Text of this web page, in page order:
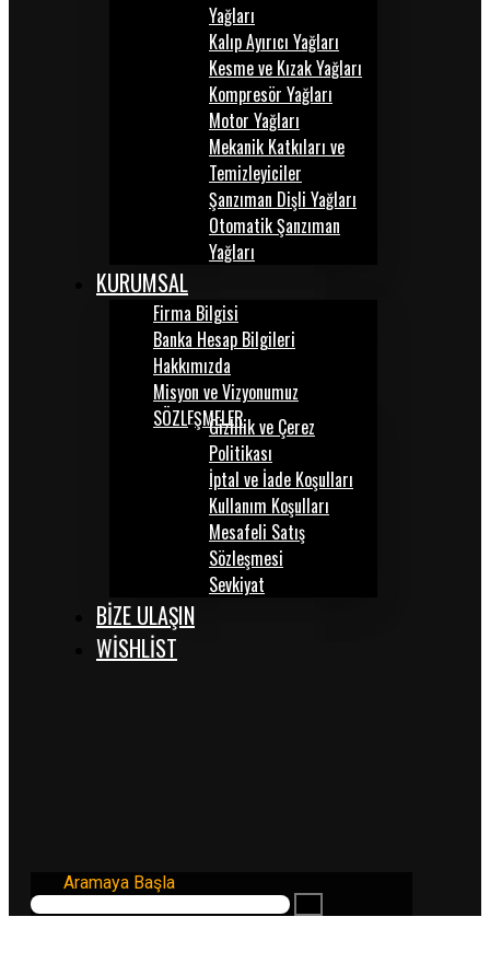
Yağları
Kalıp Ayırıcı Yağları
Kesme ve Kızak Yağları
Kompresör Yağları
Motor Yağları
Mekanik Katkıları ve
Temizleyiciler
Şanzıman Dişli Yağları
Otomatik Şanzıman
Yağları
KURUMSAL
Firma Bilgisi
Banka Hesap Bilgileri
Hakkımızda
Misyon ve Vizyonumuz
SÖZLEŞMELERGizlilik ve Çerez
Politikası
İptal ve İade Koşulları
Kullanım Koşulları
Mesafeli Satış
Sözleşmesi
Sevkiyat
BİZE ULAŞIN
WISHLIST
Aramaya Başla